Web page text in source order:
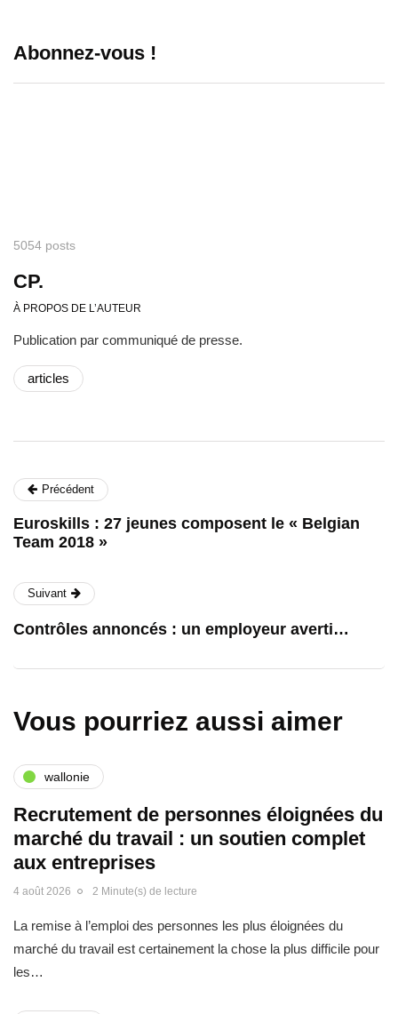
Abonnez-vous !
5054 posts
CP.
À PROPOS DE L’AUTEUR
Publication par communiqué de presse.
articles
Précédent
Euroskills : 27 jeunes composent le « Belgian
Team 2018 »
Suivant
Contrôles annoncés : un employeur averti…
Vous pourriez aussi aimer
wallonie
Recrutement de personnes éloignées du
marché du travail : un soutien complet
aux entreprises
4 août 2026 2 Minute(s) de lecture
La remise à l’emploi des personnes les plus éloignées du
marché du travail est certainement la chose la plus difficile pour
les…